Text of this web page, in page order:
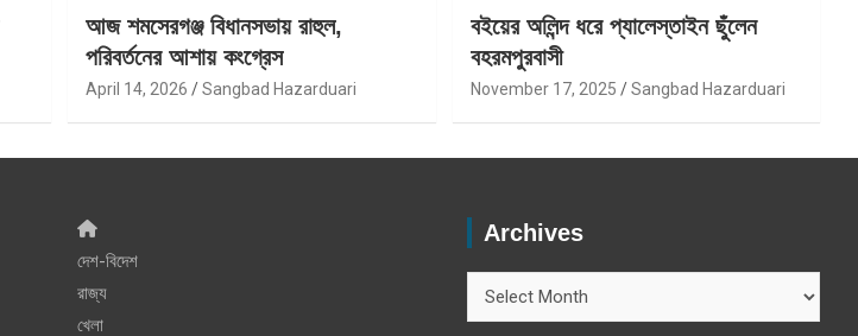
আজ শমসেরগঞ্জ বিধানসভায় রাহুল,
পরিবর্তনের আশায় কংগ্রেস
April 14, 2026 Sangbad Hazarduari
বইয়ের অলিন্দ ধরে প্যালেস্তাইন ছুঁলেন
বহরমপুরবাসী
November 17, 2025 Sangbad Hazarduari
দেশ-বিদেশ
রাজ্য
খেলা
Archives